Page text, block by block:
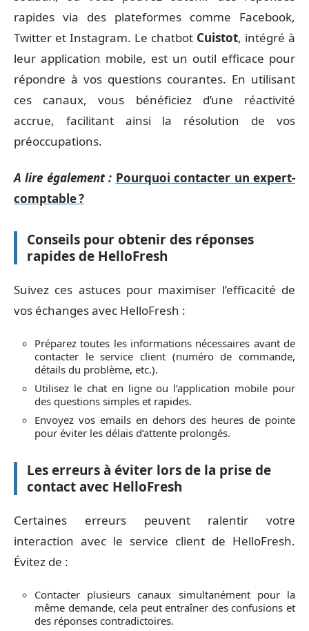
rapides via des plateformes comme Facebook,
Twitter et Instagram. Le chatbot Cuistot, intégré à
leur application mobile, est un outil efficace pour
répondre à vos questions courantes. En utilisant
ces canaux, vous bénéficiez d’une réactivité
accrue, facilitant ainsi la résolution de vos
préoccupations.
A lire également : Pourquoi contacter un expert-
comptable ?
Conseils pour obtenir des réponses
rapides de HelloFresh
Suivez ces astuces pour maximiser l’efficacité de
vos échanges avec HelloFresh :
Préparez toutes les informations nécessaires avant de
contacter le service client (numéro de commande,
détails du problème, etc.).
Utilisez le chat en ligne ou l’application mobile pour
des questions simples et rapides.
Envoyez vos emails en dehors des heures de pointe
pour éviter les délais d’attente prolongés.
Les erreurs à éviter lors de la prise de
contact avec HelloFresh
Certaines erreurs peuvent ralentir votre
interaction avec le service client de HelloFresh.
Évitez de :
Contacter plusieurs canaux simultanément pour la
même demande, cela peut entraîner des confusions et
des réponses contradictoires.